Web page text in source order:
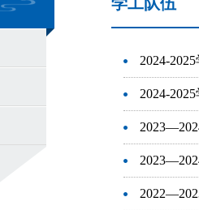
2024-
2024-